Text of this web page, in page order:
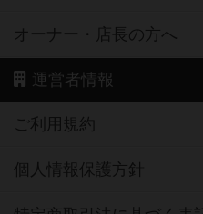
オーナー・店長の方へ
運営者情報
ご利用規約
個人情報保護方針